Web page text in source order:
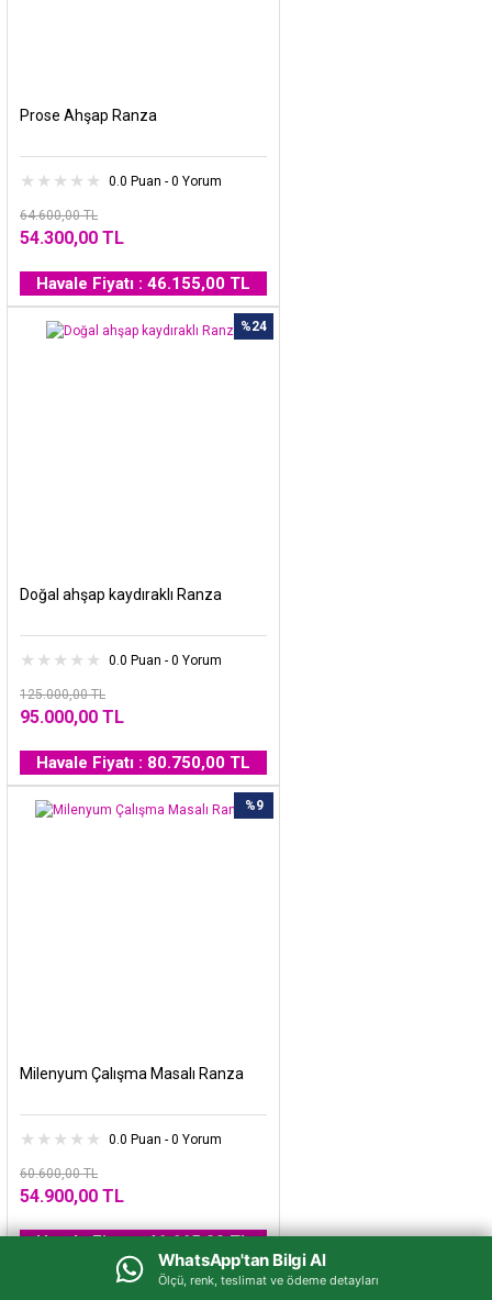
WhatsApp'tan Bilgi Al
Ölçü, renk, teslimat ve ödeme detayları
Prose Ahşap Ranza
0.0 Puan - 0 Yorum
64.600,00 TL
54.300,00 TL
Havale Fiyatı : 46.155,00 TL
%24
Doğal ahşap kaydıraklı Ranza
0.0 Puan - 0 Yorum
125.000,00 TL
95.000,00 TL
Havale Fiyatı : 80.750,00 TL
%9
Milenyum Çalışma Masalı Ranza
0.0 Puan - 0 Yorum
60.600,00 TL
54.900,00 TL
Havale Fiyatı : 46.665,00 TL
%25
WhatsApp'tan Bilgi Al
Ölçü, renk, teslimat ve ödeme detayları